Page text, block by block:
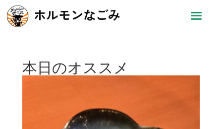
ホルモンなごみ
本日のオススメ